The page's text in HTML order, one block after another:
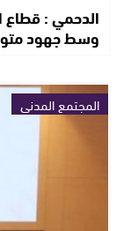
الدحمي : قطاع
وسط جهود
المجتمع المدني